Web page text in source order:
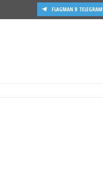
FLAGMAN В TELEGRAM